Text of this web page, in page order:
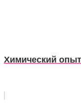
Химический